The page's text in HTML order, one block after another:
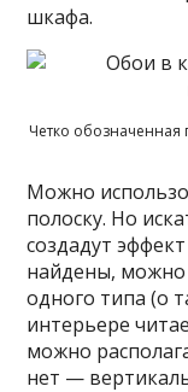
шкафа.
Четко обозначенная
Можно
полоску. Но
создадут
найдены, можно
одного типа (о
интерьере
можно
нет —